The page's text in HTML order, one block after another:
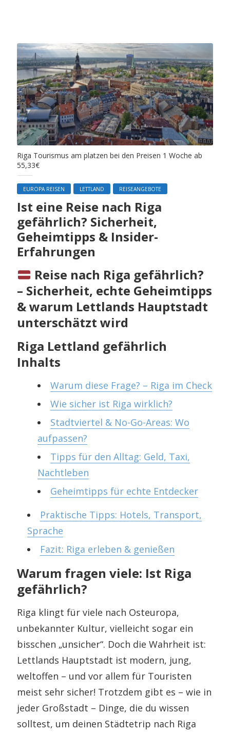
Riga Tourismus am platzen bei den Preisen 1 Woche ab
55,33€
EUROPA REISEN LETTLAND REISEANGEBOTE
Ist eine Reise nach Riga
gefährlich? Sicherheit,
Geheimtipps & Insider-
Erfahrungen
Reise nach Riga gefährlich?
– Sicherheit, echte Geheimtipps
& warum Lettlands Hauptstadt
unterschätzt wird
Riga Lettland gefährlich
Inhalts
Warum diese Frage? – Riga im Check
Wie sicher ist Riga wirklich?
Stadtviertel & No-Go-Areas: Wo
aufpassen?
Tipps für den Alltag: Geld, Taxi,
Nachtleben
Geheimtipps für echte Entdecker
Praktische Tipps: Hotels, Transport,
Sprache
Fazit: Riga erleben & genießen
Warum fragen viele: Ist Riga
gefährlich?
Riga klingt für viele nach Osteuropa,
unbekannter Kultur, vielleicht sogar ein
bisschen „unsicher“. Doch die Wahrheit ist:
Lettlands Hauptstadt ist modern, jung,
weltoffen – und vor allem für Touristen
meist sehr sicher! Trotzdem gibt es – wie in
jeder Großstadt – Dinge, die du wissen
solltest, um deinen Städtetrip nach Riga